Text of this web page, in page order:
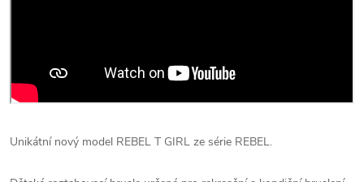
Unikátní nový model REBEL T GIRL ze série REBEL.